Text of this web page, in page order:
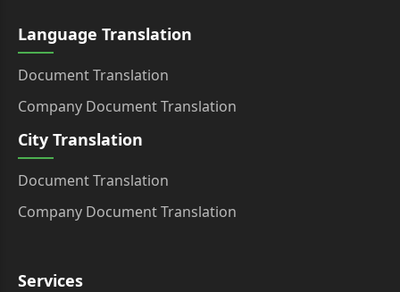
Language Translation
Document Translation
Company Document Translation
City Translation
Document Translation
Company Document Translation
Services